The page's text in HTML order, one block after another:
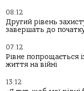
08:12
Другий рівень
завершать до
07:12
Рівне попрощається
життя на війні
13:12